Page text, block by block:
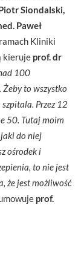
Siondalski,
Paweł
Kliniki
kieruje prof. dr
100
Żeby to wszystko
Przez 12
50. Tutaj moim
do niej
ośrodek i
to nie jest
że jest możliwość
prof.